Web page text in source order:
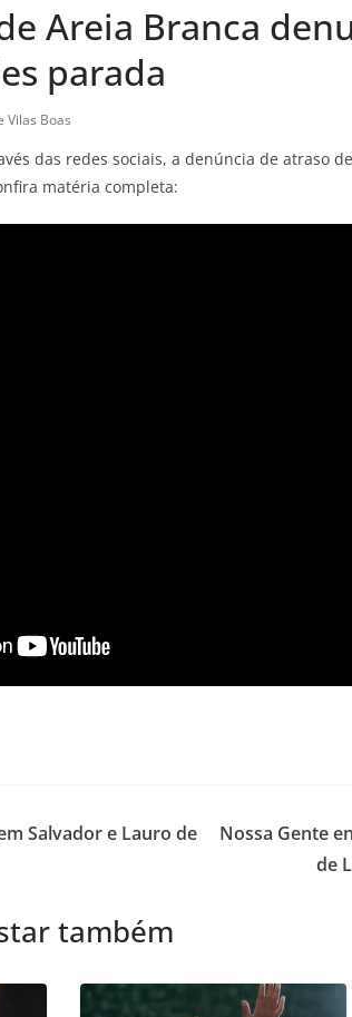
Areia Branca
parada
Vilas Boas
das redes sociais, a denúncia de atraso
matéria completa:
Salvador e Lauro de
Nossa Gente
de
também